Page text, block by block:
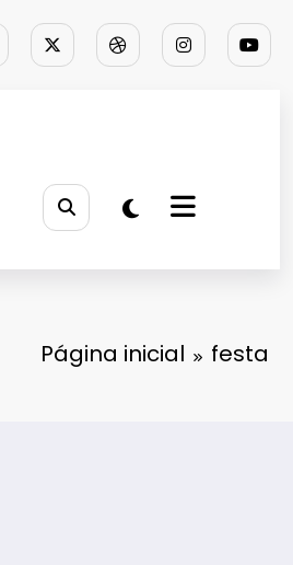
Página inicial festa